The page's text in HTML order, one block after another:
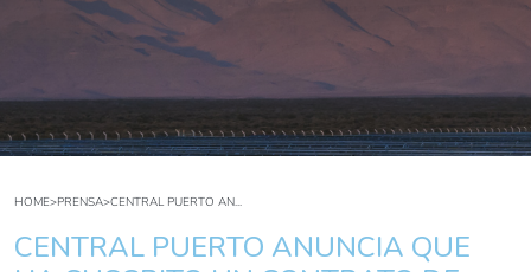
HOME>PRENSA>CENTRAL PUERTO AN...
CENTRAL PUERTO ANUNCIA QUE